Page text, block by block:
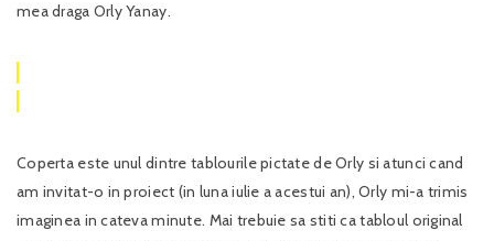
mea draga Orly Yanay.
Coperta este unul dintre tablourile pictate de Orly si atunci cand
am invitat-o in proiect (in luna iulie a acestui an), Orly mi-a trimis
imaginea in cateva minute. Mai trebuie sa stiti ca tabloul original